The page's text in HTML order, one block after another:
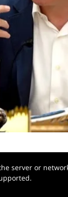
server or